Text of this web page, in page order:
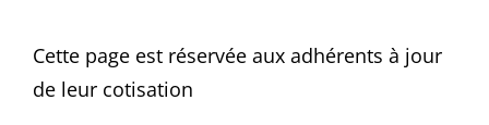
Cette page est réservée aux adhérents à jour
de leur cotisation